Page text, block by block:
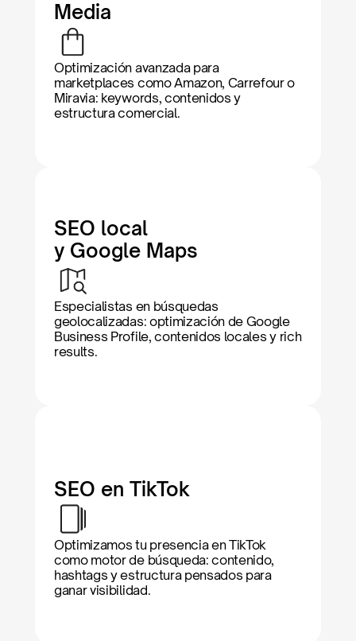
Media
Optimización avanzada para
marketplaces como Amazon, Carrefour o
Miravia: keywords, contenidos y
estructura comercial.
SEO local
y Google Maps
Especialistas en búsquedas
geolocalizadas: optimización de Google
Business Profile, contenidos locales y rich
results.
SEO en TikTok
Optimizamos tu presencia en TikTok
como motor de búsqueda: contenido,
hashtags y estructura pensados para
ganar visibilidad.